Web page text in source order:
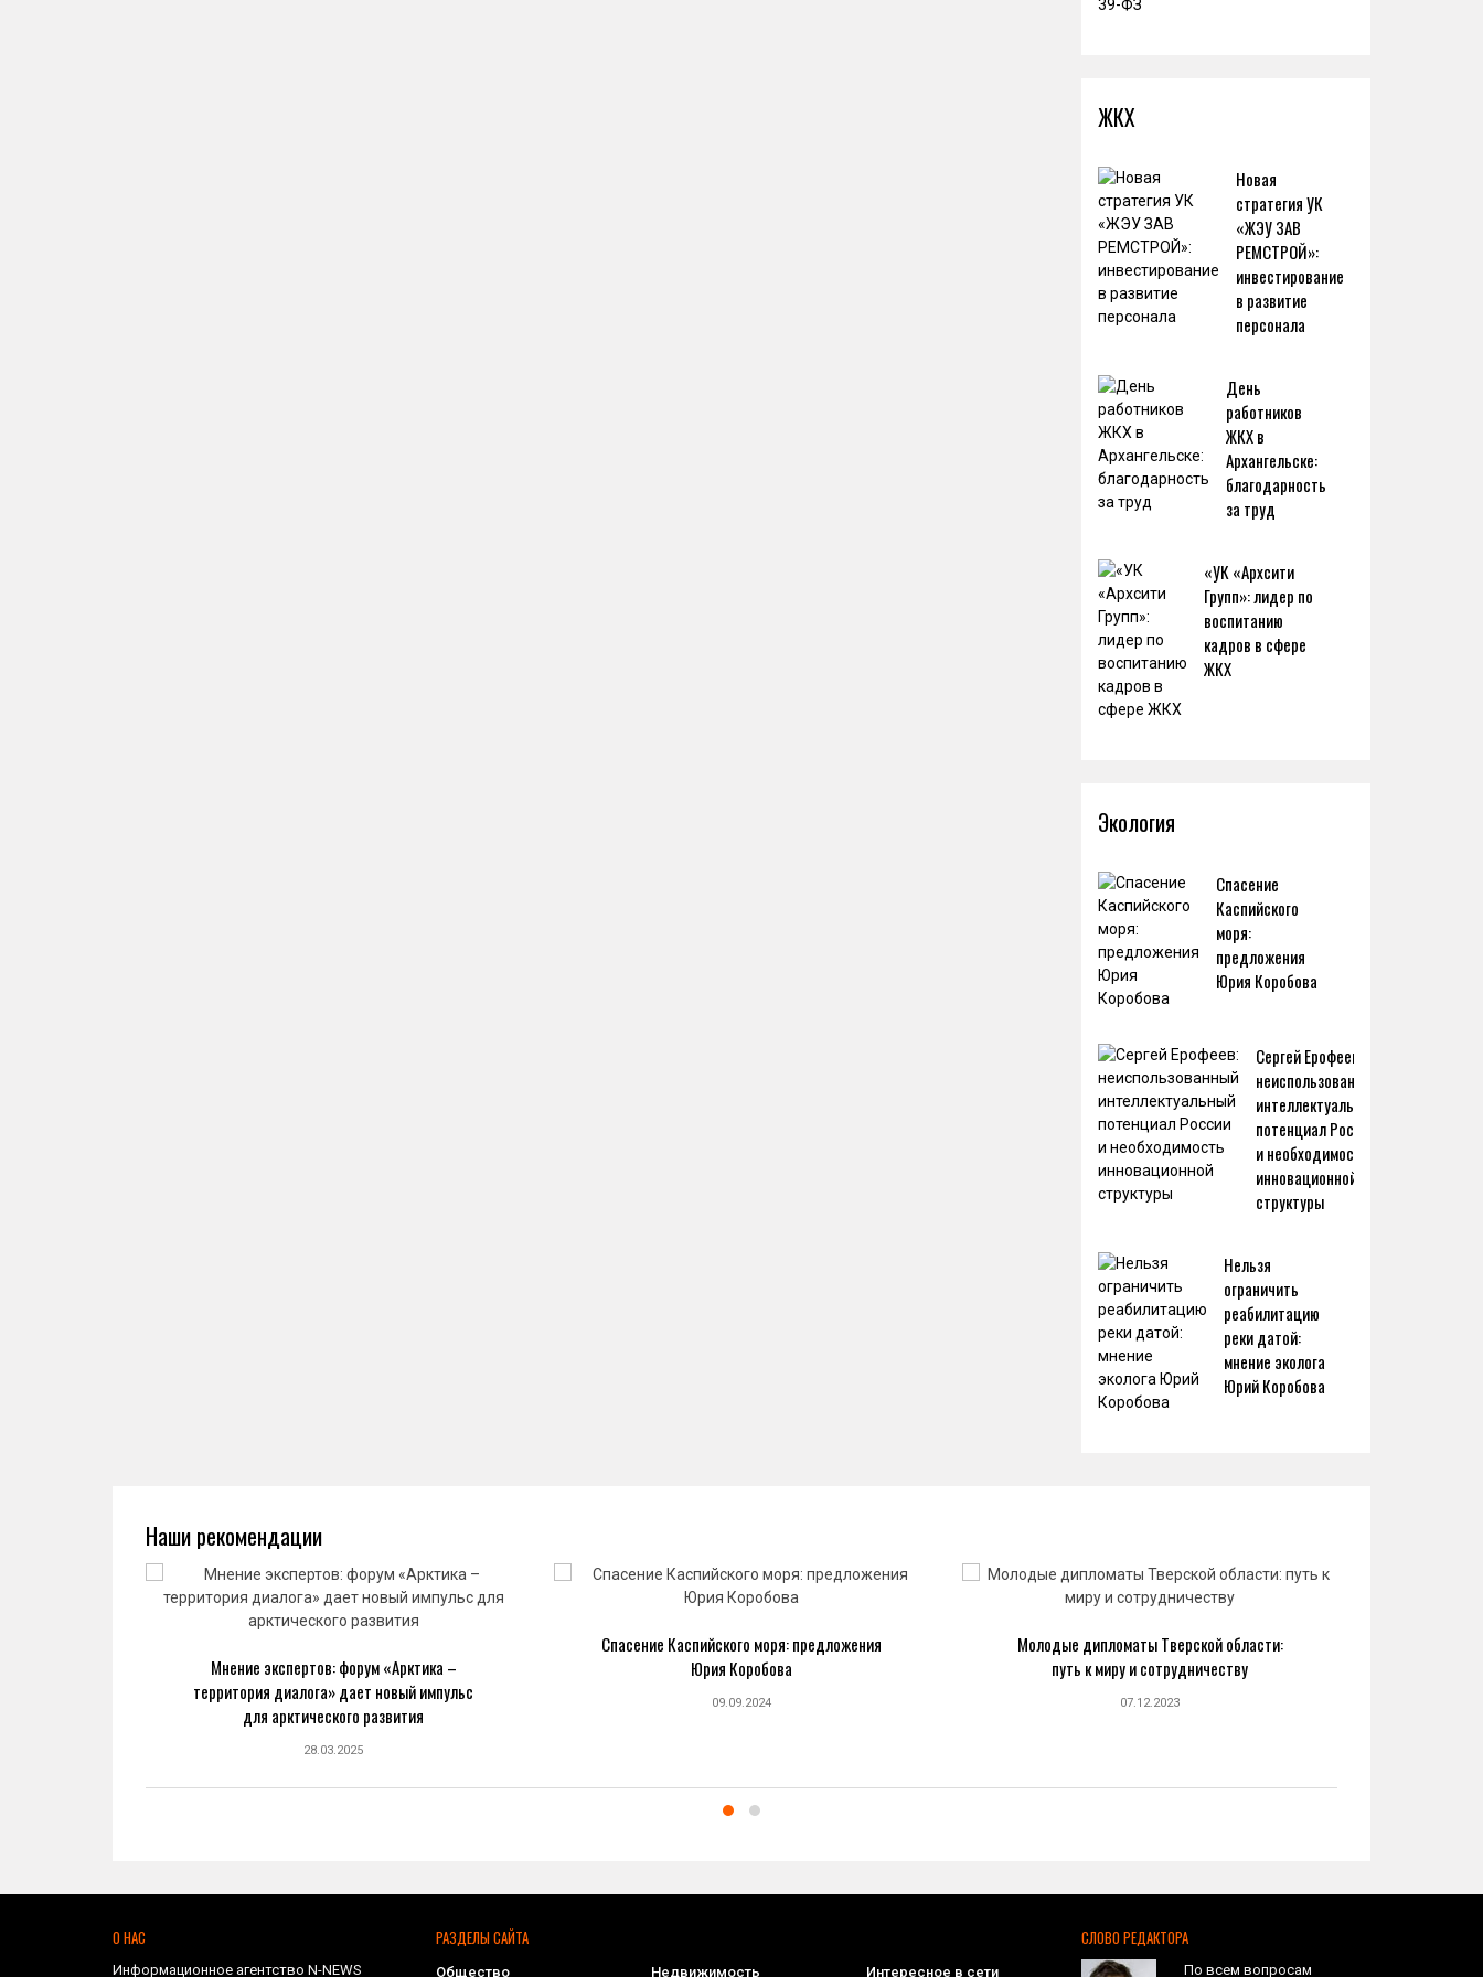
ЖКХ
Новая
стратегия УК
«ЖЭУ ЗАВ
РЕМСТРОЙ»:
инвестирование
в развитие
персонала
День
работников
ЖКХ в
Архангельске:
благодарность
за труд
«УК «Архсити
Групп»: лидер по
воспитанию
кадров в сфере
ЖКХ
Экология
Спасение
Каспийского
моря:
предложения
Юрия Коробова
Сергей Ерофеев:
неиспользованный
интеллектуальный
потенциал России
и необходимость
инновационной
структуры
Нельзя
ограничить
реабилитацию
реки датой:
мнение эколога
Юрий Коробова
Наши рекомендации
Мнение экспертов: форум «Арктика –
территория диалога» дает новый импульс
для арктического развития
28.03.2025
Спасение Каспийского моря: предложения
Юрия Коробова
09.09.2024
Молодые дипломаты Тверской области:
путь к миру и сотрудничеству
07.12.2023
О НАС
Информационное агентство N-NEWS
РАЗДЕЛЫ САЙТА
Общество Недвижимость Интересное в сети
СЛОВО РЕДАКТОРА
По всем вопросам